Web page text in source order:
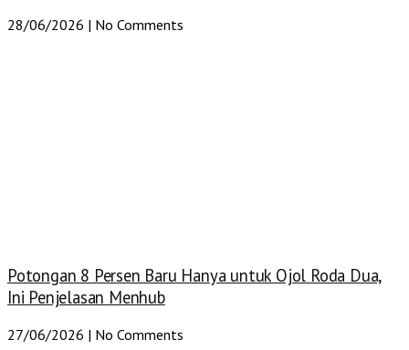
28/06/2026 No Comments
Potongan 8 Persen Baru Hanya untuk Ojol Roda Dua,
Ini Penjelasan Menhub
27/06/2026 No Comments